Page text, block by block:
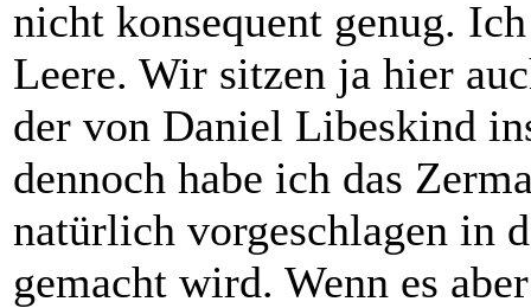
nicht konsequent genug.
Leere. Wir sitzen ja hier
der von Daniel Libeskind
dennoch habe ich das
natürlich vorgeschlagen in
gemacht wird. Wenn es